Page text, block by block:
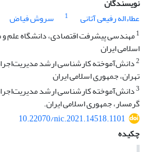
نویسندگان
عطاءاله رفیعی آتانی
1 سروش فیاض
1مهندسی پیشرفت اقتصادی، دانشگاه علم و
اسلامی ایران
2دانش‌آموخته کارشناسی ارشد
تهران، جمهوری اسلامی ایران
3دانش‌آموخته کارشناسی ارشد
گرمسار، جمهوری اسلامی ایران.
10.22070/nic.2021.14518.1101
چکیده